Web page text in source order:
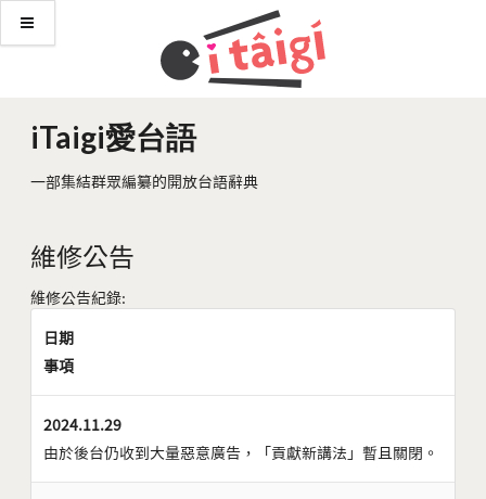
iTaigi愛台語
一部集結群眾編纂的開放台語辭典
維修公告
維修公告紀錄:
日期
事項
2024.11.29
由於後台仍收到大量惡意廣告，「貢獻新講法」暫且關閉。